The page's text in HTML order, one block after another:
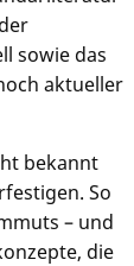
sowie das
aktueller
bekannt
So
– und
die